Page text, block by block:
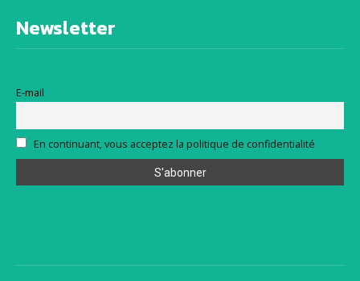
Newsletter
E-mail
En continuant, vous acceptez la politique de confidentialité